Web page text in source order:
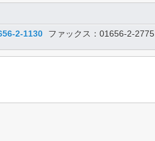
2-1130 ファックス：01656-2-2775